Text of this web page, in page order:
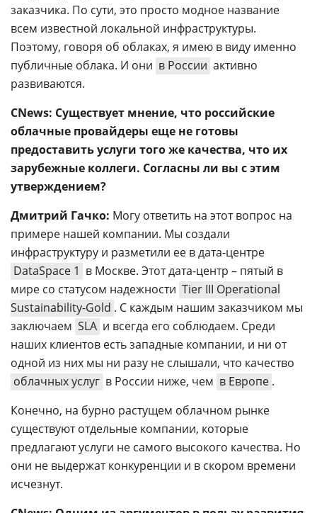
заказчика. По сути, это просто модное название
всем известной локальной инфраструктуры.
Поэтому, говоря об облаках, я имею в виду именно
публичные облака. И они в России активно
развиваются.
CNews: Существует мнение, что российские
облачные провайдеры еще не готовы
предоставить услуги того же качества, что их
зарубежные коллеги. Согласны ли вы с этим
утверждением?
Дмитрий Гачко: Могу ответить на этот вопрос на
примере нашей компании. Мы создали
инфраструктуру и разметили ее в дата-центре
DataSpace 1 в Москве. Этот дата-центр – пятый в
мире со статусом надежности Tier III Operational
Sustainability-Gold . С каждым нашим заказчиком мы
заключаем SLA и всегда его соблюдаем. Среди
наших клиентов есть западные компании, и ни от
одной из них мы ни разу не слышали, что качество
облачных услуг в России ниже, чем в Европе .
Конечно, на бурно растущем облачном рынке
существуют отдельные компании, которые
предлагают услуги не самого высокого качества. Но
они не выдержат конкуренции и в скором времени
исчезнут.